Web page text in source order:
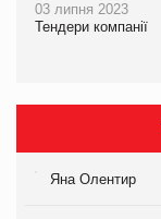
03 липня 2023
Тендери компанії
Яна Олентир